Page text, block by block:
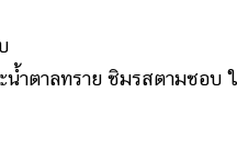
ำตาลทราย ชิมรสตามชอบ